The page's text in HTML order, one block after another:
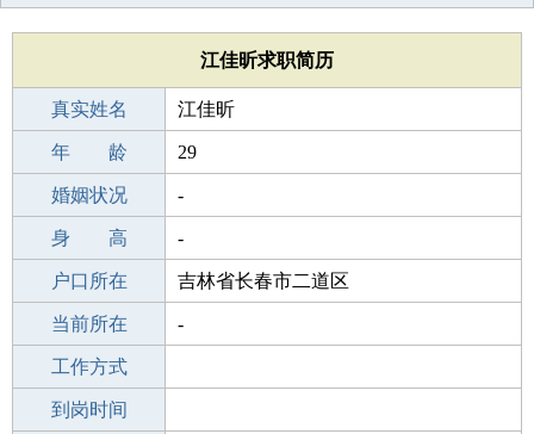
江佳昕求职简历
真实姓名 江佳昕
性 别 女
年 龄 29
出生年月 1997-03-16
婚姻状况 -
学 历 初中
身 高 -
毕业学校 平顶山第三中
户口所在 吉林省长春市二道区
所学专业 -
当前所在 -
工作经验
工作方式
驾 照
到岗时间